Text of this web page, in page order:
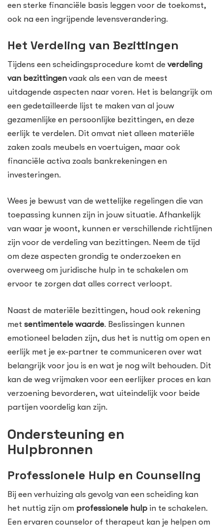
een sterke financiële basis leggen voor de toekomst,
ook na een ingrijpende levensverandering.
Het Verdeling van Bezittingen
Tijdens een scheidingsprocedure komt de verdeling
van bezittingen vaak als een van de meest
uitdagende aspecten naar voren. Het is belangrijk om
een gedetailleerde lijst te maken van al jouw
gezamenlijke en persoonlijke bezittingen, en deze
eerlijk te verdelen. Dit omvat niet alleen materiële
zaken zoals meubels en voertuigen, maar ook
financiële activa zoals bankrekeningen en
investeringen.
Wees je bewust van de wettelijke regelingen die van
toepassing kunnen zijn in jouw situatie. Afhankelijk
van waar je woont, kunnen er verschillende richtlijnen
zijn voor de verdeling van bezittingen. Neem de tijd
om deze aspecten grondig te onderzoeken en
overweeg om juridische hulp in te schakelen om
ervoor te zorgen dat alles correct verloopt.
Naast de materiële bezittingen, houd ook rekening
met sentimentele waarde. Beslissingen kunnen
emotioneel beladen zijn, dus het is nuttig om open en
eerlijk met je ex-partner te communiceren over wat
belangrijk voor jou is en wat je nog wilt behouden. Dit
kan de weg vrijmaken voor een eerlijker proces en kan
verzoening bevorderen, wat uiteindelijk voor beide
partijen voordelig kan zijn.
Ondersteuning en
Hulpbronnen
Professionele Hulp en Counseling
Bij een verhuizing als gevolg van een scheiding kan
het nuttig zijn om professionele hulp in te schakelen.
Een ervaren counselor of therapeut kan je helpen om